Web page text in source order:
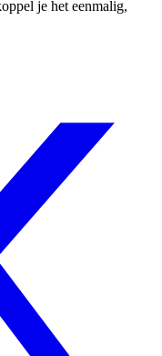
je het eenmalig,